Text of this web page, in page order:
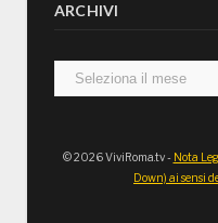
ARCHIVI
Archivi
© 2026 ViviRoma.tv - Nota
Down) ai sensi